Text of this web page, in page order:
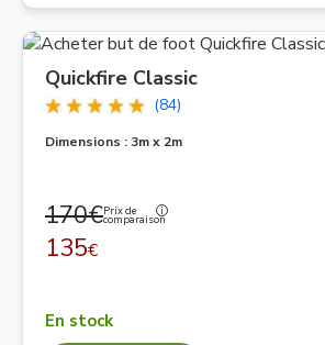
Quickfire Classic
(84)
Dimensions : 3m x 2m
170€Prix de
comparaison
135€
En stock